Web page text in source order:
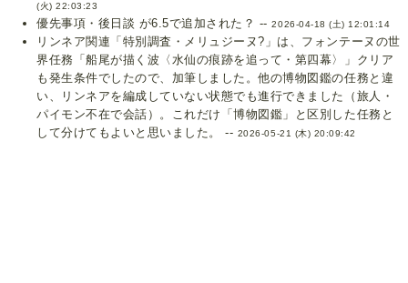
(火) 22:03:23
優先事項・後日談 が6.5で追加された？ --2026-04-18 (土) 12:01:14
リンネア関連「特別調査・メリュジーヌ?」は、フォンテーヌの世
界任務「船尾が描く波〈水仙の痕跡を追って・第四幕〉」クリア
も発生条件でしたので、加筆しました。他の博物図鑑の任務と違
い、リンネアを編成していない状態でも進行できました（旅人・
パイモン不在で会話）。これだけ「博物図鑑」と区別した任務と
して分けてもよいと思いました。 -- 2026-05-21 (木) 20:09:42